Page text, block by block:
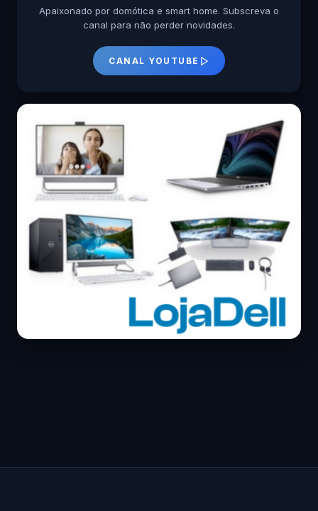
Apaixonado por domótica e smart home. Subscreva o
canal para não perder novidades.
CANAL YOUTUBE